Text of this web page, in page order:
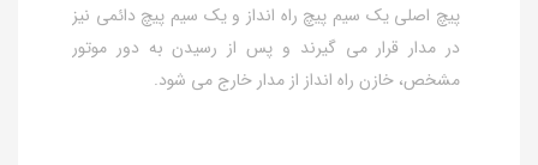
پیچ اصلی یک سیم پیچ راه انداز و یک سیم پیچ دائمی نیز
در مدار قرار می گیرند و پس از رسیدن به دور موتور
مشخص، خازن راه انداز از مدار خارج می شود.